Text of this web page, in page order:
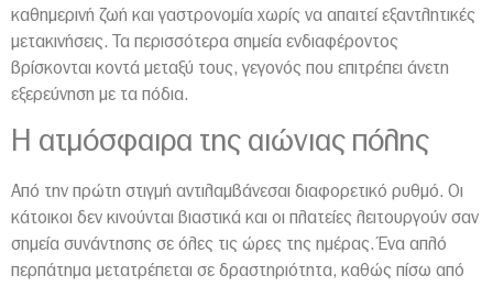
καθημερινή ζωή και γαστρονομία χωρίς να απαιτεί εξαντλητικές
μετακινήσεις. Τα περισσότερα σημεία ενδιαφέροντος
βρίσκονται κοντά μεταξύ τους, γεγονός που επιτρέπει άνετη
εξερεύνηση με τα πόδια.
Η ατμόσφαιρα της αιώνιας πόλης
Από την πρώτη στιγμή αντιλαμβάνεσαι διαφορετικό ρυθμό. Οι
κάτοικοι δεν κινούνται βιαστικά και οι πλατείες λειτουργούν σαν
σημεία συνάντησης σε όλες τις ώρες της ημέρας. Ένα απλό
περπάτημα μετατρέπεται σε δραστηριότητα, καθώς πίσω από